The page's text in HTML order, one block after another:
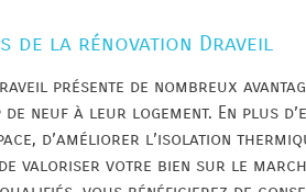
de la rénovation Draveil
présente de nombreux
de neuf à leur logement. En plus
d’améliorer l’isolation
valoriser votre bien sur le